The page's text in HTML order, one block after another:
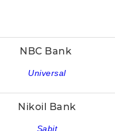
NBC Bank
Universal
Nikoil Bank
Sabit